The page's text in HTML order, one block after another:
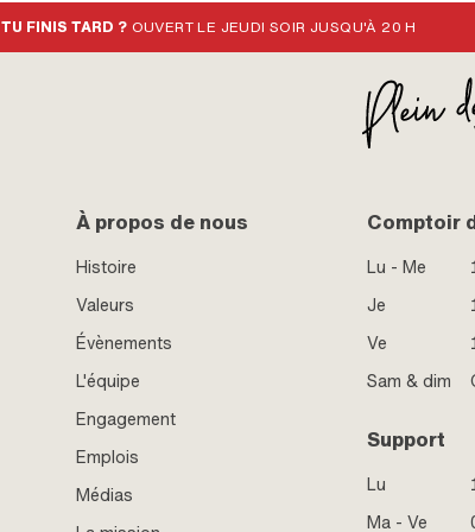
TU FINIS TARD ? OUVERT LE JEUDI SOIR JUSQU'À 20 H
À propos de nous
Histoire
Valeurs
Évènements
L'équipe
Engagement
Emplois
Médias
Comptoir
Lu - Me
Je
Ve
Sam & dim
Support
Lu
Ma - Ve